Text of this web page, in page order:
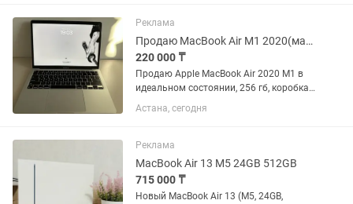
коробки Есть особенность: в...
Реклама
Продаю MacBook Air M1 2020(макбук)
220 000 ₸
Продаю Apple MacBook Air 2020 M1 в
идеальном состоянии, 256 гб, коробка
зарядка оригинал все есть. 91% АКБ,
142 цикла. Держит заряд очень долго,
зарядки, учеба или...
Астана, сегодня
Реклама
MacBook Air 13 M5 24GB 512GB
715 000 ₸
Новый MacBook Air 13 (M5, 24GB,